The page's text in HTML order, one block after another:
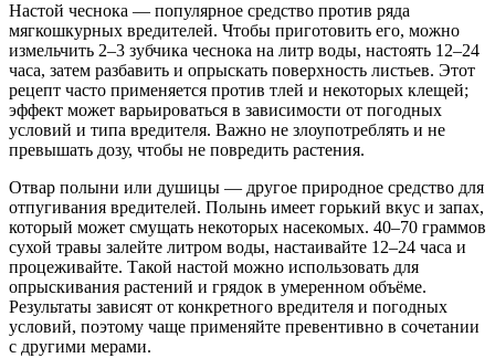
Настой чеснока — популярное средство против ряда
мягкошкурных вредителей. Чтобы приготовить его, можно
измельчить 2–3 зубчика чеснока на литр воды, настоять 12–24
часа, затем разбавить и опрыскать поверхность листьев. Этот
рецепт часто применяется против тлей и некоторых клещей;
эффект может варьироваться в зависимости от погодных
условий и типа вредителя. Важно не злоупотреблять и не
превышать дозу, чтобы не повредить растения.
Отвар полыни или душицы — другое природное средство для
отпугивания вредителей. Полынь имеет горький вкус и запах,
который может смущать некоторых насекомых. 40–70 граммов
сухой травы залейте литром воды, настаивайте 12–24 часа и
процеживайте. Такой настой можно использовать для
опрыскивания растений и грядок в умеренном объёме.
Результаты зависят от конкретного вредителя и погодных
условий, поэтому чаще применяйте превентивно в сочетании
с другими мерами.